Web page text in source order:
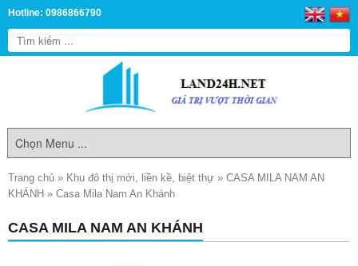
Hotline: 0986866790
Trang chủ » Khu đô thị mới, liền kề, biệt thự » CASA MILA NAM AN
KHÁNH » Casa Mila Nam An Khánh
CASA MILA NAM AN KHÁNH